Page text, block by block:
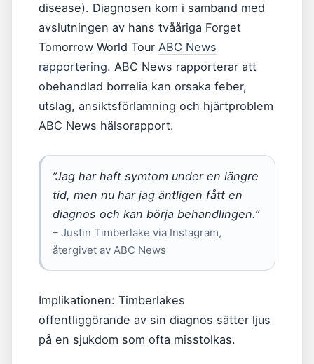
disease). Diagnosen kom i samband med
avslutningen av hans tvååriga Forget
Tomorrow World Tour ABC News
rapportering. ABC News rapporterar att
obehandlad borrelia kan orsaka feber,
utslag, ansiktsförlamning och hjärtproblem
ABC News hälsorapport.
”Jag har haft symtom under en längre
tid, men nu har jag äntligen fått en
diagnos och kan börja behandlingen.”
– Justin Timberlake via Instagram,
återgivet av ABC News
Implikationen: Timberlakes
offentliggörande av sin diagnos sätter ljus
på en sjukdom som ofta misstolkas.